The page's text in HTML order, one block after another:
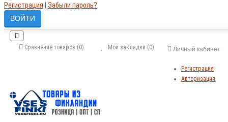
Регистрация Забыли пароль?
Личный кабинет
Регистрация
Авторизация
Мои закладки (0)
Сравнение товаров (0)